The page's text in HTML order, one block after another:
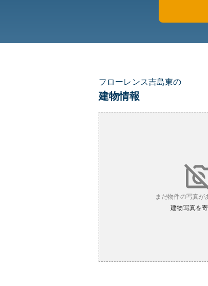
フローレンス吉島東の
建物情報
まだ物件の写真が
建物写真を